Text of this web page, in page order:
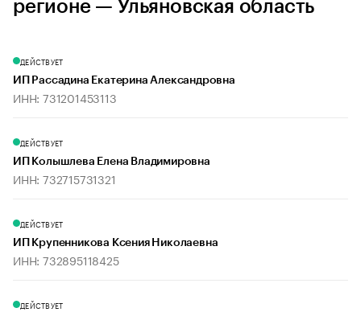
регионе — Ульяновская область
ДЕЙСТВУЕТ
ИП Рассадина Екатерина Александровна
ИНН: 731201453113
ДЕЙСТВУЕТ
ИП Колышлева Елена Владимировна
ИНН: 732715731321
ДЕЙСТВУЕТ
ИП Крупенникова Ксения Николаевна
ИНН: 732895118425
ДЕЙСТВУЕТ